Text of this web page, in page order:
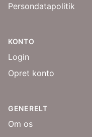
Persondatapolitik
KONTO
Login
Opret konto
GENERELT
Om os